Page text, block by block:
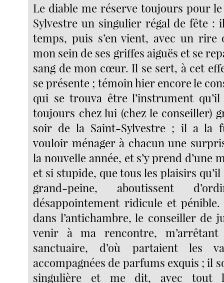
Le diable me réserve toujours pour
Sylvestre un singulier régal de fête :
temps, puis s’en vient, avec un rire
mon sein de ses griffes aiguës et se
sang de mon cœur. Il se sert, à cet
se présente ; témoin hier encore le
qui se trouva être l’instrument
toujours chez lui (chez le conseiller)
soir de la Saint-Sylvestre ; il a la
vouloir ménager à chacun une
la nouvelle année, et s’y prend d’une
et si stupide, que tous les plaisirs
grand-peine, aboutissent
désappointement ridicule et pénible.
dans l’antichambre, le conseiller de
venir à ma rencontre,
sanctuaire, d’où partaient les
accompagnées de parfums exquis ; il
singulière et me dit, avec tout